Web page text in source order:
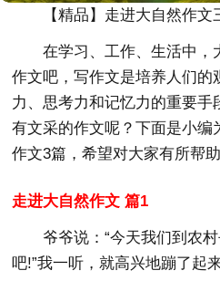
【精品】走进大自然作文
在学习、工作、生活中，
作文吧，写作文是培养人们的
力、思考力和记忆力的重要手
有文采的作文呢？下面是小编
作文3篇，希望对大家有所帮助
走进大自然作文 篇1
爷爷说：“今天我们到农
吧!”我一听，就高兴地蹦了起